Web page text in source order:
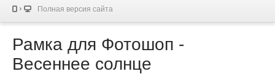
Полная версия сайта
Рамка для Фотошоп -
Весеннее солнце